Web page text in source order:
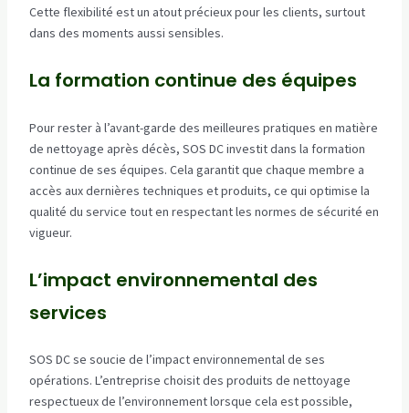
Cette flexibilité est un atout précieux pour les clients, surtout
dans des moments aussi sensibles.
La formation continue des équipes
Pour rester à l’avant-garde des meilleures pratiques en matière
de nettoyage après décès, SOS DC investit dans la formation
continue de ses équipes. Cela garantit que chaque membre a
accès aux dernières techniques et produits, ce qui optimise la
qualité du service tout en respectant les normes de sécurité en
vigueur.
L’impact environnemental des
services
SOS DC se soucie de l’impact environnemental de ses
opérations. L’entreprise choisit des produits de nettoyage
respectueux de l’environnement lorsque cela est possible,